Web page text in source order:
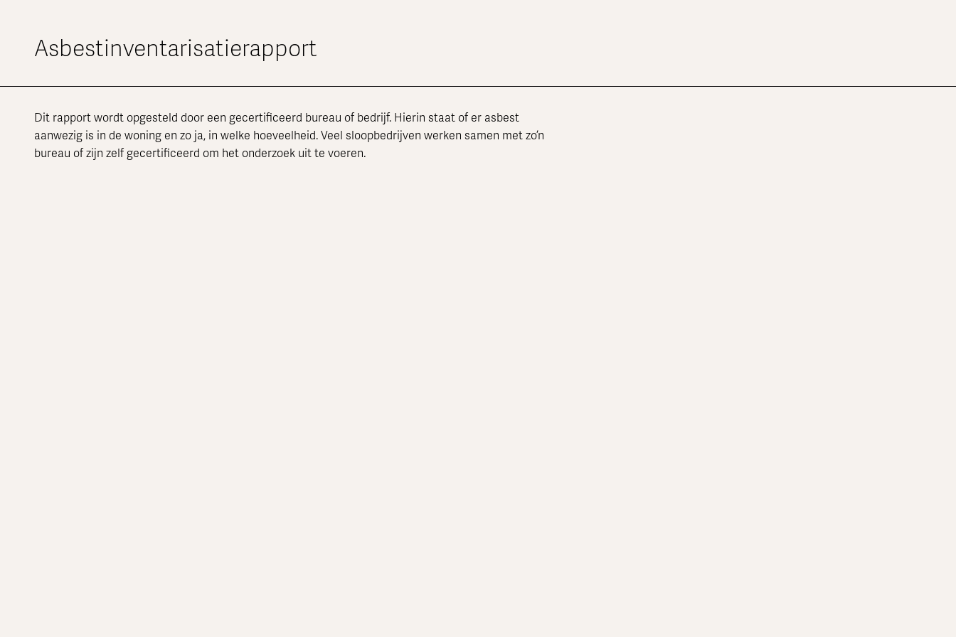
Asbestinventarisatierapport
Dit rapport wordt opgesteld door een gecertificeerd bureau of bedrijf. Hierin staat of er asbest
aanwezig is in de woning en zo ja, in welke hoeveelheid. Veel sloopbedrijven werken samen met zo’n
bureau of zijn zelf gecertificeerd om het onderzoek uit te voeren.